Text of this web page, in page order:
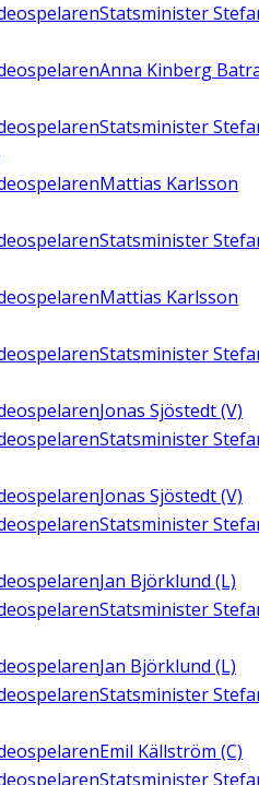
Statsminister
Anna Kinberg
Statsminister
Mattias Karlsson
Statsminister
Mattias Karlsson
Statsminister
Jonas Sjöstedt (V)
Statsminister
Jonas Sjöstedt (V)
Statsminister
Jan Björklund (L)
Statsminister
Jan Björklund (L)
Statsminister
Emil Källström (C)
Statsminister